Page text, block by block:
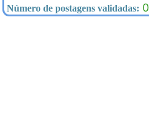
Número de postagens validadas: 0